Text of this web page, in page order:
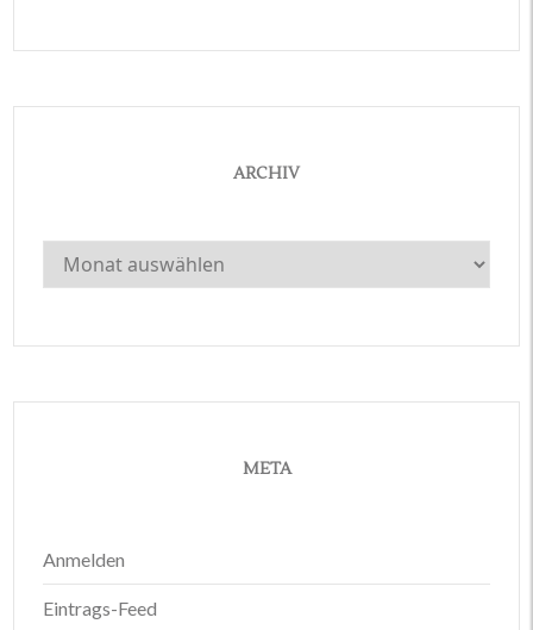
ARCHIV
Archiv
META
Anmelden
Eintrags-Feed